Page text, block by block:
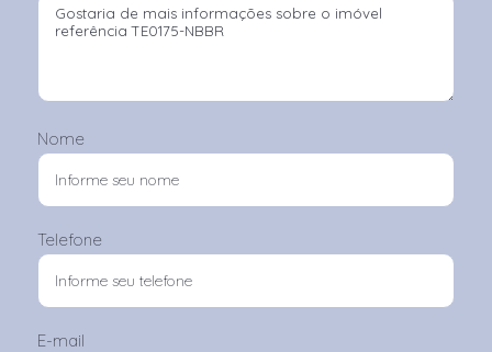
Nome
Telefone
E-mail